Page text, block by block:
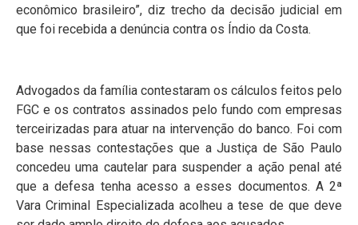
econômico brasileiro”, diz trecho da decisão judicial em
que foi recebida a denúncia contra os Índio da Costa.
Advogados da família contestaram os cálculos feitos pelo
FGC e os contratos assinados pelo fundo com empresas
terceirizadas para atuar na intervenção do banco. Foi com
base nessas contestações que a Justiça de São Paulo
concedeu uma cautelar para suspender a ação penal até
que a defesa tenha acesso a esses documentos. A 2ª
Vara Criminal Especializada acolheu a tese de que deve